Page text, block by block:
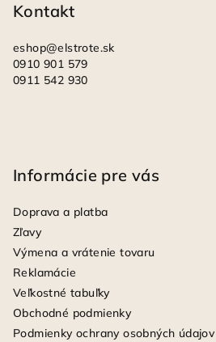
Kontakt
eshop@elstrote.sk
0910 901 579
0911 542 930
Informácie pre vás
Doprava a platba
Zľavy
Výmena a vrátenie tovaru
Reklamácie
Veľkostné tabuľky
Obchodné podmienky
Podmienky ochrany osobných údajov